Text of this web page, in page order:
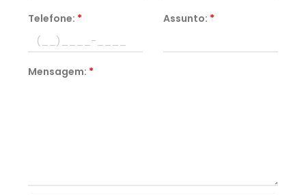
Telefone: * Assunto: *
Mensagem: *